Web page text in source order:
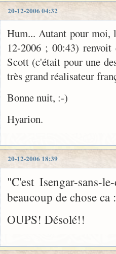
20-12-2006 04:32
Hum... Autant pour moi,
12-2006 ; 00:43)
Scott (c'était pour une
très grand réalisateur
Bonne nuit, :-)
Hyarion.
20-12-2006 18:39
"C'est Isengar-sans-
beaucoup de chose ca
OUPS! Désolé!!